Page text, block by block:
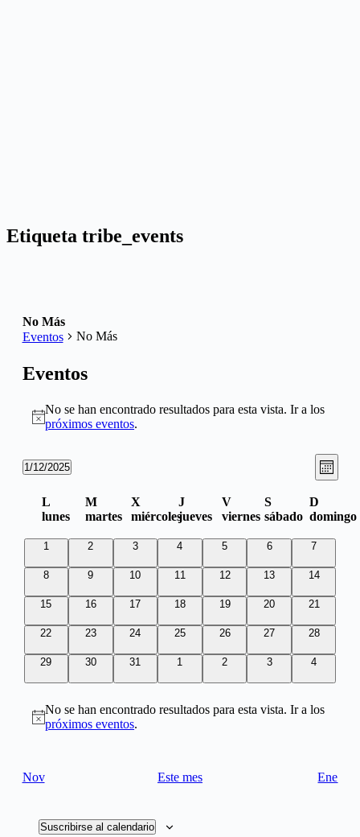
Etiqueta tribe_events
No Más
Eventos
No Más
Eventos
Aviso
No se han encontrado resultados para esta vista. Ir a los
próximos eventos.
de
vistas
de
de
Mes
1/12/2025
fecha.
Calendario
Eventos
L
lunes
M
martes
X
miércoles
J
jueves
V
viernes
S
sábado
D
domingo
0
1
0
2
0
3
0
4
0
5
0
6
0
7
0
8
0
9
010
011
012
013
014
015
016
017
018
019
0
20
0
21
0
22
0
23
0
24
0
25
0
26
0
27
0
28
0
29
0
30
0
31
0
1
0
2
0
3
0
4
Aviso
No se han encontrado resultados para esta vista. Ir a los
próximos eventos.
Nov Este mes Ene
Suscribirse al calendario